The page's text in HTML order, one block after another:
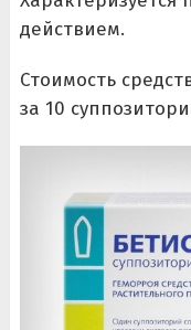
действием.
Стоимость
за 10